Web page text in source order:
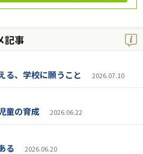
記事
る、学校に願うこと 2026.07.10
童の育成 2026.06.22
る 2026.06.20